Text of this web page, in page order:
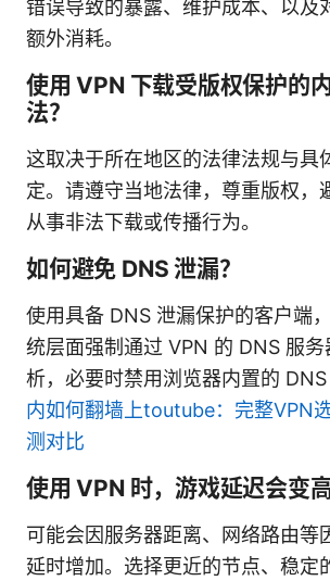
错误导致的暴露、维护成本、以及
额外消耗。
使用 VPN 下载受版权保护的
法？
这取决于所在地区的法律法规与具
定。请遵守当地法律，尊重版权，
从事非法下载或传播行为。
如何避免 DNS 泄漏？
使用具备 DNS 泄漏保护的客户端
统层面强制通过 VPN 的 DNS 服
析，必要时禁用浏览器内置的 DNS
内如何翻墙上toutube：完整VPN
测对比
使用 VPN 时，游戏延迟会变高
可能会因服务器距离、网络路由等
延时增加。选择更近的节点、稳定